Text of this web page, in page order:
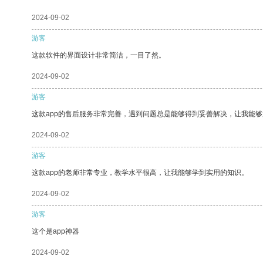
2024-09-02
游客
这款软件的界面设计非常简洁，一目了然。
2024-09-02
游客
这款app的售后服务非常完善，遇到问题总是能够得到妥善解决，让我能够
2024-09-02
游客
这款app的老师非常专业，教学水平很高，让我能够学到实用的知识。
2024-09-02
游客
这个是app神器
2024-09-02